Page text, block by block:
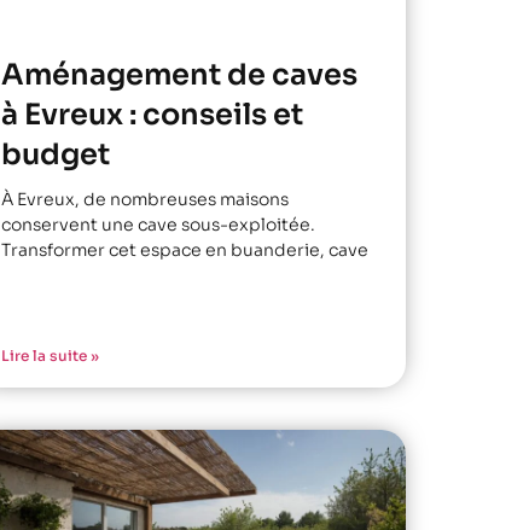
Aménagement de caves
à Evreux : conseils et
budget
À Evreux, de nombreuses maisons
conservent une cave sous-exploitée.
Transformer cet espace en buanderie, cave
Lire la suite »